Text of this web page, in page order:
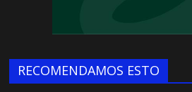
RECOMENDAMOS ESTO